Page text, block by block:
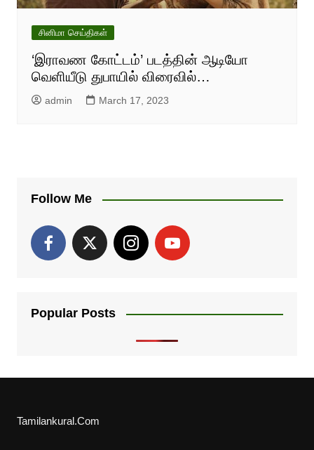
சினிமா செய்திகள்
‘இராவண கோட்டம்’ படத்தின் ஆடியோ
வெளியீடு துபாயில் விரைவில்…
admin March 17, 2023
Follow Me
Popular Posts
Tamilankural.Com